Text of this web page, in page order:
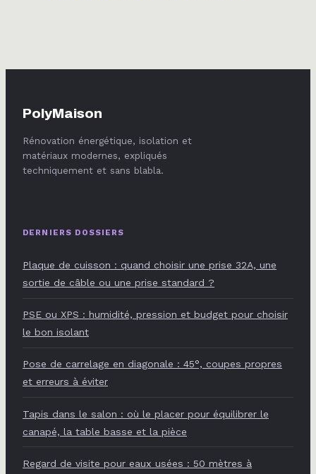
centraliser vos
PolyMaison
Rénovation énergétique, isolation et
matériaux modernes, expliqués
techniquement et sans blabla.
DERNIERS DOSSIERS
Plaque de cuisson : quand choisir une prise 32A, une
sortie de câble ou une prise standard ?
PSE ou XPS : humidité, pression et budget pour choisir
le bon isolant
Pose de carrelage en diagonale : 45°, coupes propres
et erreurs à éviter
Tapis dans le salon : où le placer pour équilibrer le
canapé, la table basse et la pièce
Regard de visite pour eaux usées : 50 mètres à